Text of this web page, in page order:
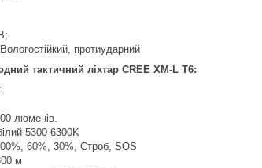
протиударний
тактичний ліхтар CREE XM-L T6:
люменів.
5300-6300K
60%, 30%, Строб, SOS
м